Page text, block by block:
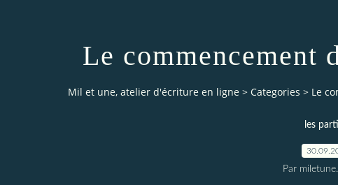
Le commencement
Mil et une, atelier d'écriture en ligne > Categories > Le
les
Par